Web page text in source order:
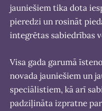
jauniešiem tika dota
pieredzi un rosināt
integrētas sabiedrības
Visa gada garumā
novada jauniešiem un
speciālistiem, kā arī
padziļināta izpratne